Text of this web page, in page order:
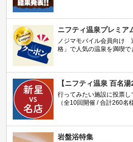
ニフティ温泉プレミア
ノジマモバイル会員向け
格」で人気の温泉を満喫で
【ニフティ温泉 百名湯
行ってみたい施設に投票し
（全10回開催 / 合計260名
岩盤浴特集